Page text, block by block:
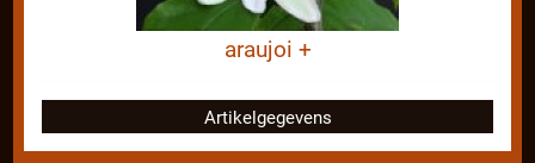
araujoi +
Artikelgegevens